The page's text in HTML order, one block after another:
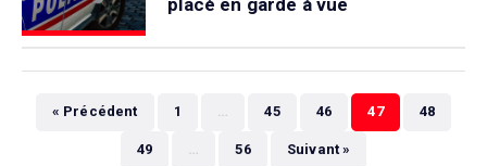
« Précédent 1 … 45 46 47 48
49 … 56 Suivant »